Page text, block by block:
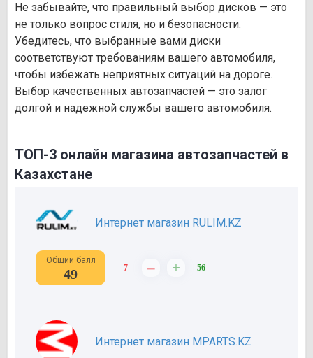
Не забывайте, что правильный выбор дисков — это
не только вопрос стиля, но и безопасности.
Убедитесь, что выбранные вами диски
соответствуют требованиям вашего автомобиля,
чтобы избежать неприятных ситуаций на дороге.
Выбор качественных автозапчастей — это залог
долгой и надежной службы вашего автомобиля.
ТОП-3 онлайн магазина автозапчастей в
Казахстане
Интернет магазин RULIM.KZ
Общий балл
49 7 – + 56
Интернет магазин MPARTS.KZ